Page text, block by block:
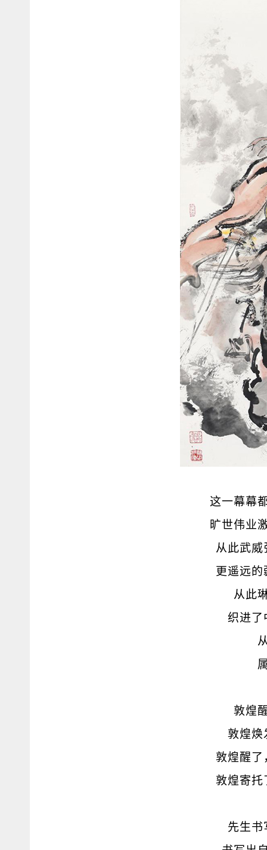
这一幕幕
旷世伟业
从此武威
更遥远
从此
织进了
敦煌
敦煌焕
敦煌醒了
敦煌寄托
先生书